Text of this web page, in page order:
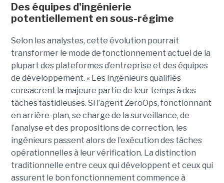
Des équipes d'ingénierie
potentiellement en sous-régime
Selon les analystes, cette évolution pourrait
transformer le mode de fonctionnement actuel de la
plupart des plateformes d’entreprise et des équipes
de développement. « Les ingénieurs qualifiés
consacrent la majeure partie de leur temps à des
tâches fastidieuses. Si l’agent ZeroOps, fonctionnant
en arrière-plan, se charge de la surveillance, de
l’analyse et des propositions de correction, les
ingénieurs passent alors de l’exécution des tâches
opérationnelles à leur vérification. La distinction
traditionnelle entre ceux qui développent et ceux qui
assurent le bon fonctionnement commence à